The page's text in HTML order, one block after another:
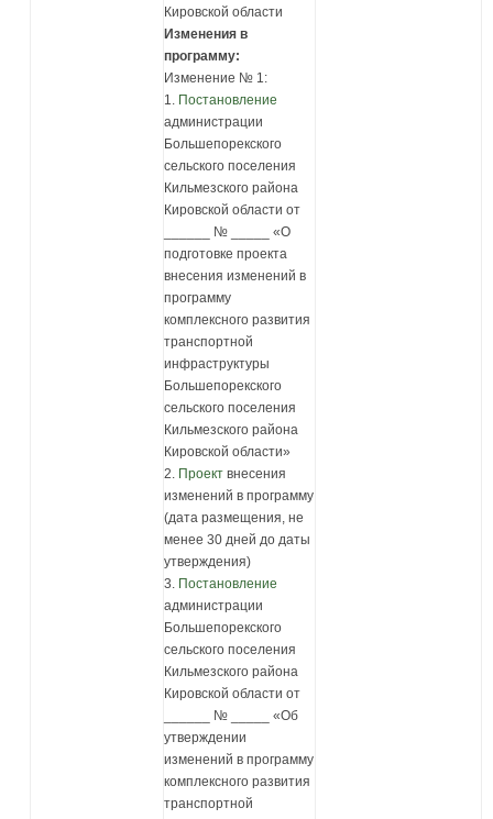
Кировской области
Изменения в
программу:
Изменение № 1:
1. Постановление
администрации
Большепорекского
сельского поселения
Кильмезского района
Кировской области от
______ № _____ «О
подготовке проекта
внесения изменений в
программу
комплексного развития
транспортной
инфраструктуры
Большепорекского
сельского поселения
Кильмезского района
Кировской области»
2. Проект внесения
изменений в программу
(дата размещения, не
менее 30 дней до даты
утверждения)
3. Постановление
администрации
Большепорекского
сельского поселения
Кильмезского района
Кировской области от
______ № _____ «Об
утверждении
изменений в программу
комплексного развития
транспортной